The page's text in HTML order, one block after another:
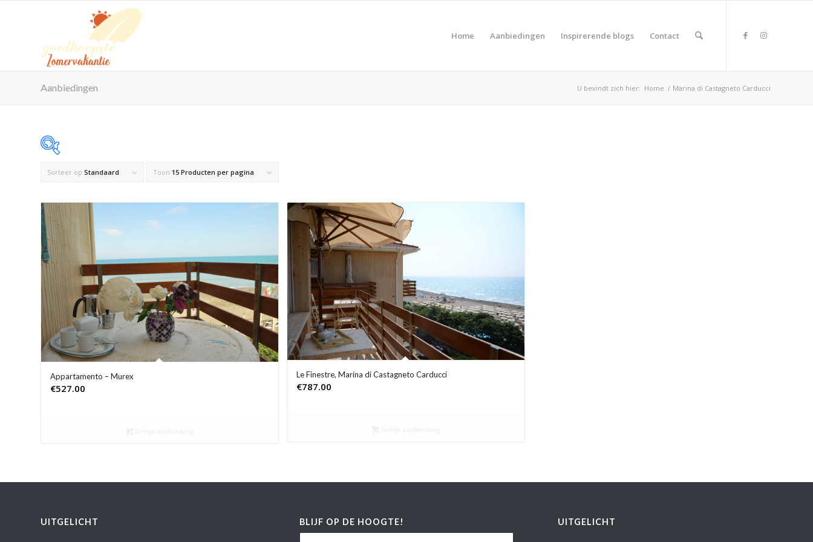
Home Aanbiedingen Inspirerende blogs Contact
Aanbiedingen U bevindt zich hier: Home / Marina di Castagneto Carducci
Op voorraad
Product Maximaal aantal personen Product Prijs vanaf €
Product Reisorganisatie Product Type vakantie
Product Zwembad
Sorteer op Standaard Toon 15 Producten per pagina
Appartamento – Murex
€527.00
Le Finestre, Marina di Castagneto Carducci
€787.00
UITGELICHT BLIJF OP DE HOOGTE! UITGELICHT